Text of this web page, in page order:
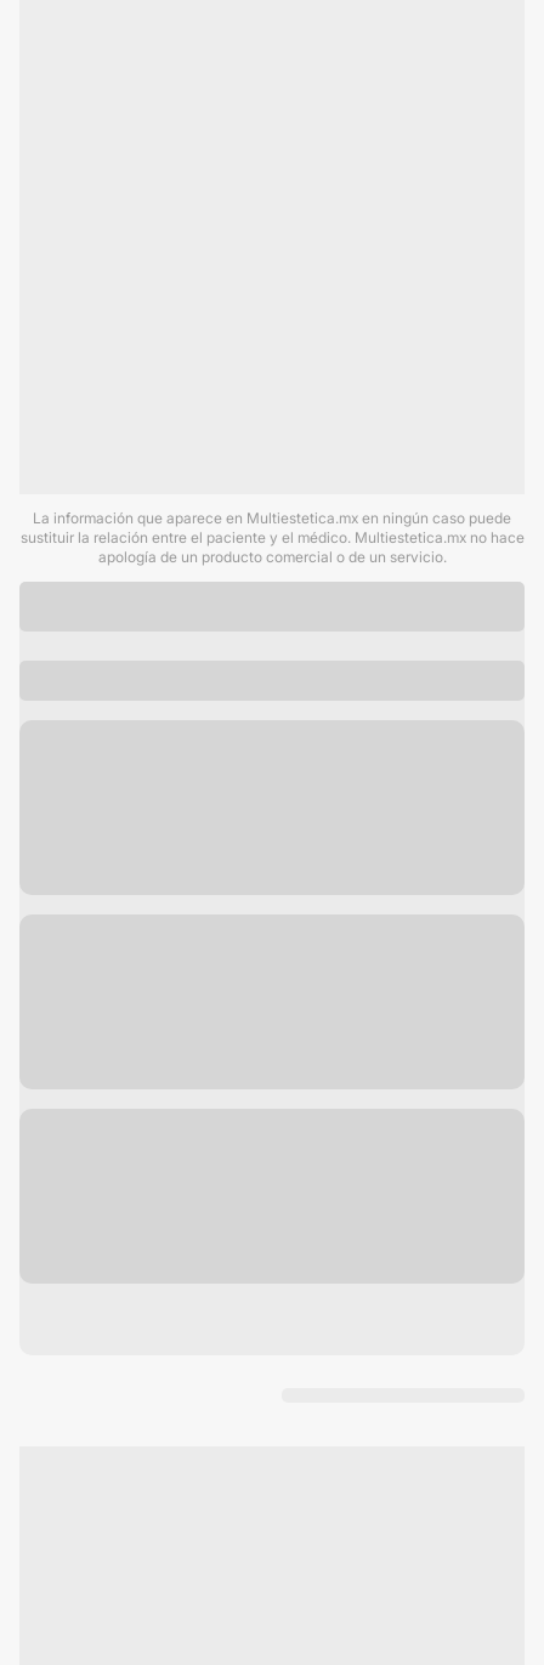
La información que aparece en Multiestetica.mx en ningún caso puede
sustituir la relación entre el paciente y el médico. Multiestetica.mx no hace
apología de un producto comercial o de un servicio.